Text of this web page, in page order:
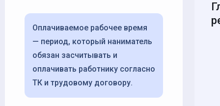
Оплачиваемое рабочее время
— период, который наниматель
обязан засчитывать и
оплачивать работнику согласно
ТК и трудовому договору.